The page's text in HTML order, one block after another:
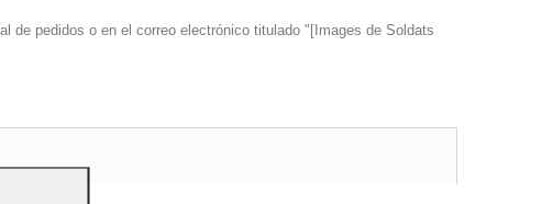
de pedidos o en el correo electrónico titulado "[Images de Soldats
y
de sus